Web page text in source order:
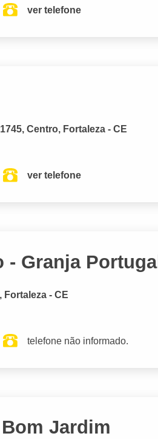
ver telefone
Centro, Fortaleza - CE
ver telefone
- Granja Portugal
Fortaleza - CE
telefone não informado.
Jardim